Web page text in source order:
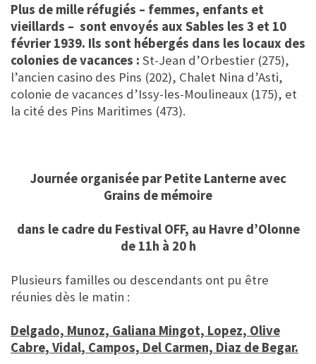
Plus de mille réfugiés – femmes, enfants et
vieillards – sont envoyés aux Sables les 3 et 10
février 1939. Ils sont hébergés dans les locaux des
colonies de vacances : St-Jean d’Orbestier (275),
l’ancien casino des Pins (202), Chalet Nina d’Asti,
colonie de vacances d’Issy-les-Moulineaux (175), et
la cité des Pins Maritimes (473).
Journée organisée par Petite Lanterne avec
Grains de mémoire
dans le cadre du Festival OFF, au Havre d’Olonne
de 11h à 20 h
Plusieurs familles ou descendants ont pu être
réunies dès le matin :
Delgado, Munoz, Galiana Mingot, Lopez, Olive
Cabre, Vidal, Campos, Del Carmen, Diaz de Begar.